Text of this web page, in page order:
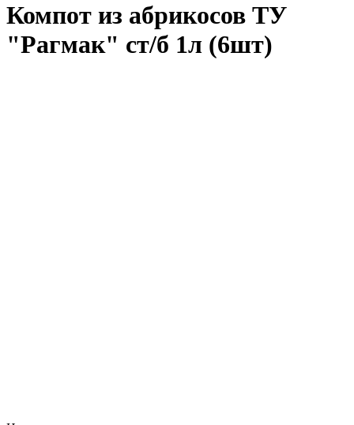
Компот из абрикосов ТУ
"Рагмак" ст/б 1л (6шт)